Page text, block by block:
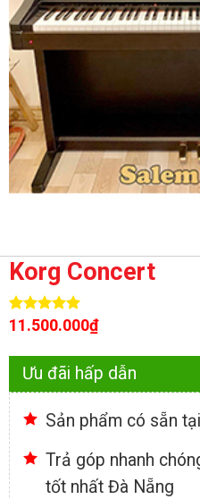
Korg Concert
Rated5.00
1
customer
rating
11.500.000₫
Ưu đãi hấp dẫn
Sản phẩm có sẵn
Trả góp nhanh
tốt nhất Đà Nẵng